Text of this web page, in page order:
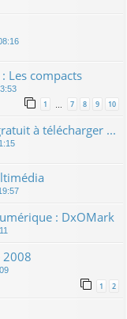
Les compacts
1 … 7 8 9 10
à télécharger ...
: DxOMark
2008
1 2